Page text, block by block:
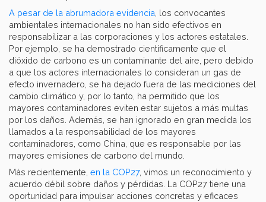
A pesar de la abrumadora evidencia , los convocantes
ambientales internacionales no han sido efectivos en
responsabilizar a las corporaciones y los actores estatales.
Por ejemplo, se ha demostrado científicamente que el
dióxido de carbono es un contaminante del aire, pero debido
a que los actores internacionales lo consideran un gas de
efecto invernadero, se ha dejado fuera de las mediciones del
cambio climático y, por lo tanto, ha permitido que los
mayores contaminadores eviten estar sujetos a más multas
por los daños. Además, se han ignorado en gran medida los
llamados a la responsabilidad de los mayores
contaminadores, como China, que es responsable por las
mayores emisiones de carbono del mundo.
Más recientemente, en la COP27, vimos un reconocimiento y
acuerdo débil sobre daños y pérdidas. La COP27 tiene una
oportunidad para impulsar acciones concretas y eficaces